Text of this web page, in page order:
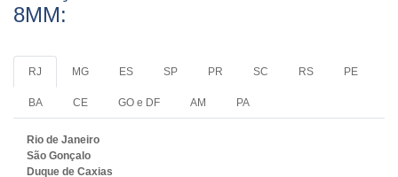
8MM:
RJ MG ES SP PR SC RS PE
BA CE GO e DF AM PA
Rio de Janeiro
São Gonçalo
Duque de Caxias